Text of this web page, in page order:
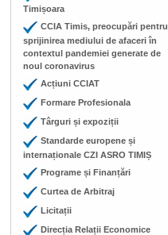
Timișoara
CCIA Timis, preocupări pentru
sprijinirea mediului de afaceri în
contextul pandemiei generate de
noul coronavirus
Acțiuni CCIAT
Formare Profesionala
Târguri și expoziții
Standarde europene și
internaționale CZI ASRO TIMIȘ
Programe și Finanțări
Curtea de Arbitraj
Licitații
Direcția Relații Economice